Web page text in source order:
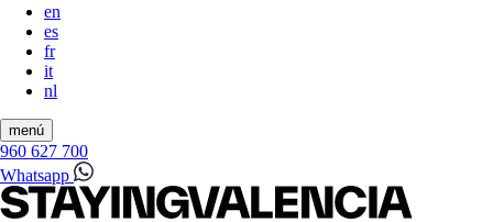
en
es
fr
it
nl
menú
960 627 700
Whatsapp